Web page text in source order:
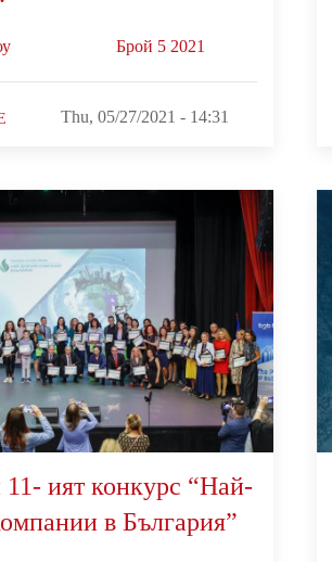
Брой 5 2021
Thu, 05/27/2021 - 14:31
ият конкурс “Най-
в България”